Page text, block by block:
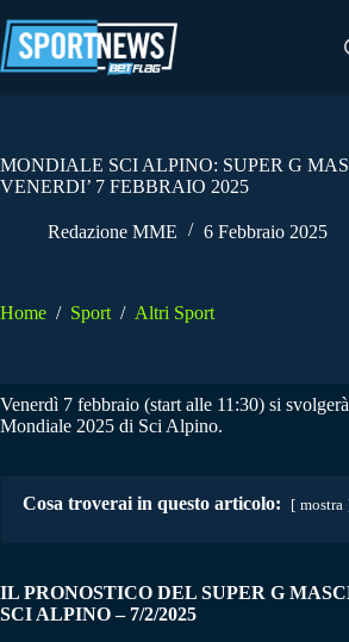
al
contenuto
MONDIALE SCI ALPINO: SUPER G
VENERDI’ 7 FEBBRAIO 2025
Redazione MME 6 Febbraio 2025
Home / Sport / Altri Sport
Venerdì 7 febbraio (start alle 11:30) si
Mondiale 2025 di Sci Alpino.
Cosa troverai in questo articolo: mostra
IL PRONOSTICO DEL SUPER G
SCI ALPINO – 7/2/2025